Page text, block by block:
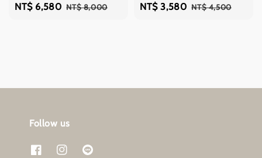
Sale
NT$ 6,580 Regular
NT$ 8,000
Sale
NT$ 3,580 Regular
NT$ 4,500
Follow us